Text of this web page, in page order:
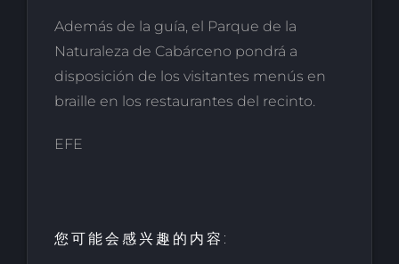
Además de la guía, el Parque de la
Naturaleza de Cabárceno pondrá a
disposición de los visitantes menús en
braille en los restaurantes del recinto.
EFE
您可能会感兴趣的内容: